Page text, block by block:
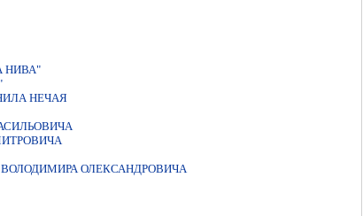
НИВА"
НЕЧАЯ
ОЛЕКСАНДРОВИЧА